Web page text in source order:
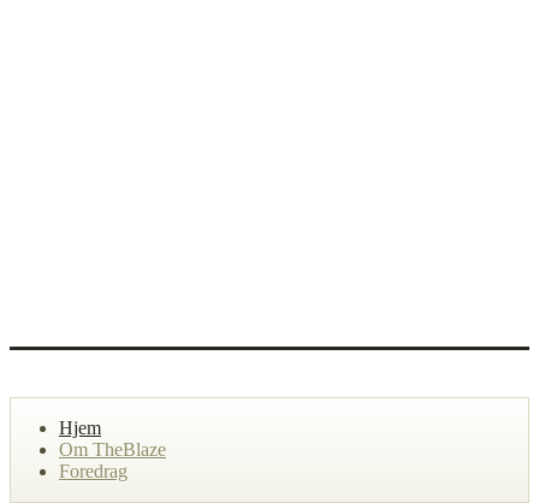
Hjem
Om TheBlaze
Foredrag